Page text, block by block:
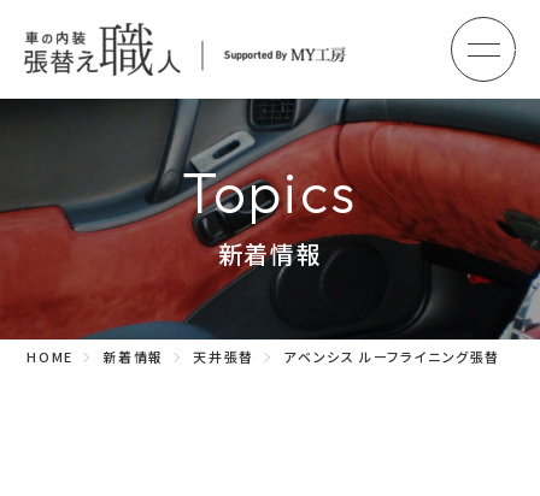
メ
初めての方へ
車のシート張替え・修理
車の内張り
Topics
新着情報
HOME 新着情報 天井張替 アベンシス ルーフライニング張替